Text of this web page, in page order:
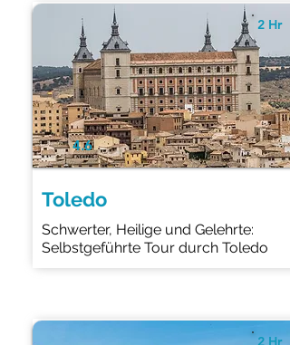
4.6
Toledo
Schwerter, Heilige und Gelehrte:
Selbstgeführte Tour durch Toledo
2 Hr
2 Hr